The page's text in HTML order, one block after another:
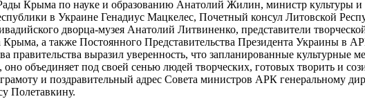
Крыма по науке и образованию Анатолий Жилин, министр культуры и
в Украине Генадиус Мацкелес, Почетный консул Литовской
дворца-музея Анатолий Литвиненко, представители
а также Постоянного Представительства Президента Украины в
правительства выразил уверенность, что запланированные
объединяет под своей сенью людей творческих, готовых творить и
и поздравительный адрес Совета министров АРК генеральному
Полетавкину.